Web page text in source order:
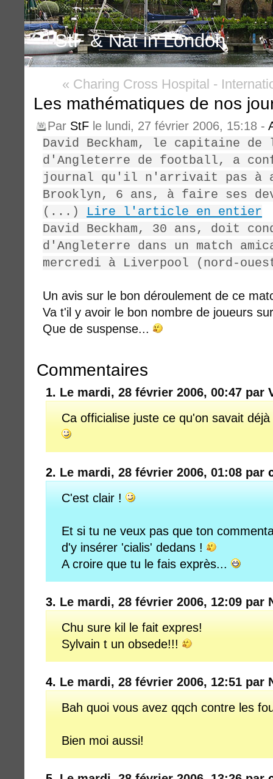
StF & Nat in London
« Charing Cross Hospital -
Les mathématiques de nos
Par StF le lundi, 27 février 2006, 15:18 -
David Beckham, le capitaine de
d'Angleterre de football, a
journal qu'il n'arrivait pas à
Brooklyn, 6 ans, à faire ses
(...) Lire l'article en entier
David Beckham, 30 ans, doit
d'Angleterre dans un match
mercredi à Liverpool (nord-
Un avis sur le bon déroulement de ce
Va t'il y avoir le bon nombre de joueurs
Que de suspense...
Commentaires
1. Le mardi, 28 février 2006, 00:47 par
Ca officialise juste ce qu'on savait
2. Le mardi, 28 février 2006, 01:08 par
C'est clair !
Et si tu ne veux pas que ton
d'y insérer 'cialis' dedans !
A croire que tu le fais exprès...
3. Le mardi, 28 février 2006, 12:09 par
Chu sure kil le fait expres!
Sylvain t un obsede!!!
4. Le mardi, 28 février 2006, 12:51 par
Bah quoi vous avez qqch contre les
Bien moi aussi!